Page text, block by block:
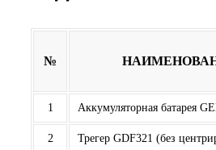
№
1 Аккумуляторная батарея
2 Трегер GDF321 (без